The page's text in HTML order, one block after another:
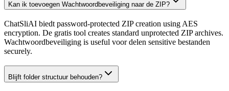
Kan ik toevoegen Wachtwoordbeveiliging naar de ZIP?
ChatSliAI biedt password-protected ZIP creation using AES
encryption. De gratis tool creates standard unprotected ZIP archives.
Wachtwoordbeveiliging is useful voor delen sensitive bestanden
securely.
Blijft folder structuur behouden?